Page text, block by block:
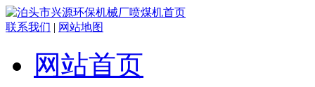
联系我们 | 网站地图
网站首页